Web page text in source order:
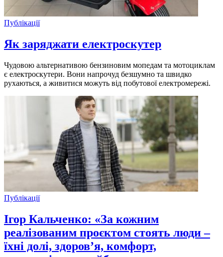
Публікації
Як заряджати електроскутер
Чудовою альтернативою бензиновим мопедам та мотоциклам
є електроскутери. Вони напрочуд безшумно та швидко
рухаються, а живитися можуть від побутової електромережі.
Публікації
Ігор Кальченко: «За кожним
реалізованим проєктом стоять люди –
їхні долі, здоров’я, комфорт,